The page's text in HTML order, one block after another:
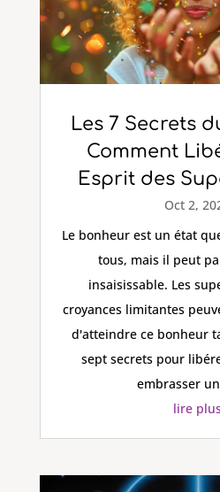
Les 7 Secrets
Comment
Esprit des
Oct 2,
Le bonheur est un état
tous, mais il peut
insaisissable. Les
croyances limitantes
d'atteindre ce bonheur
sept secrets pour
embrasser
lire plus